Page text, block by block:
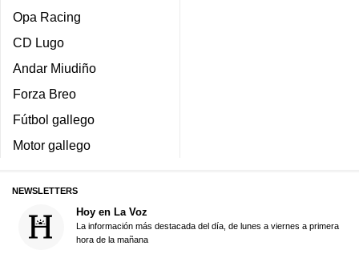
Opa Racing
CD Lugo
Andar Miudiño
Forza Breo
Fútbol gallego
Motor gallego
NEWSLETTERS
Hoy en La Voz
La información más destacada del día, de lunes a viernes a primera
hora de la mañana